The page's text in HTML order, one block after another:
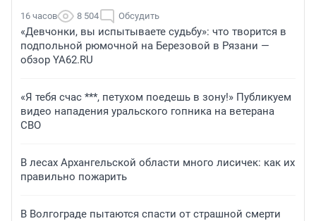
16 часов 8 504 Обсудить
«Девчонки, вы испытываете судьбу»: что творится в
подпольной рюмочной на Березовой в Рязани —
обзор YA62.RU
«Я тебя счас ***, петухом поедешь в зону!» Публикуем
видео нападения уральского гопника на ветерана
СВО
В лесах Архангельской области много лисичек: как их
правильно пожарить
В Волгограде пытаются спасти от страшной смерти